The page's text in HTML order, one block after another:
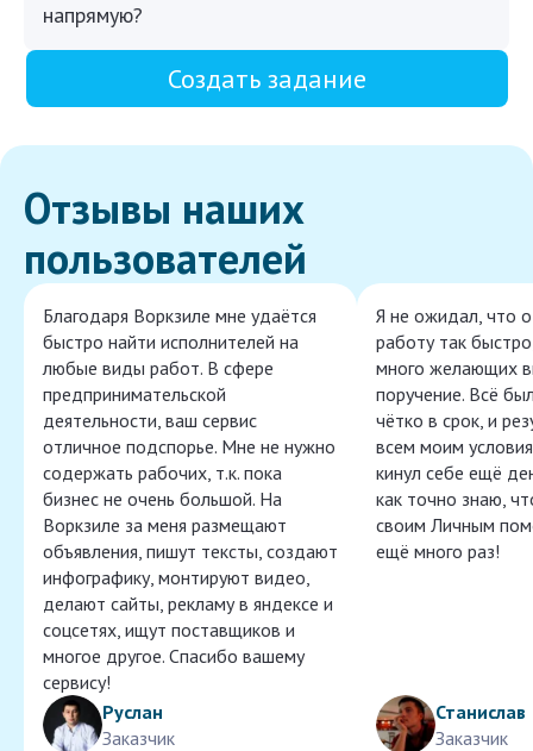
напрямую?
Создать задание
Отзывы наших
пользователей
Благодаря Воркзиле мне удаётся
быстро найти исполнителей на
любые виды работ. В сфере
предпринимательской
деятельности, ваш сервис
отличное подспорье. Мне не нужно
содержать рабочих, т.к. пока
бизнес не очень большой. На
Воркзиле за меня размещают
объявления, пишут тексты, создают
инфографику, монтируют видео,
делают сайты, рекламу в яндексе и
соцсетях, ищут поставщиков и
многое другое. Спасибо вашему
сервису!
Руслан
Заказчик
Я не ожидал, что
работу так
много желающих
поручение. Всё
чётко в срок, и
всем моим
кинул себе ещё
как точно знаю,
своим Личным
ещё много раз!
Станислав
Заказчик